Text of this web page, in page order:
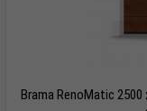
Brama RenoMatic 2500